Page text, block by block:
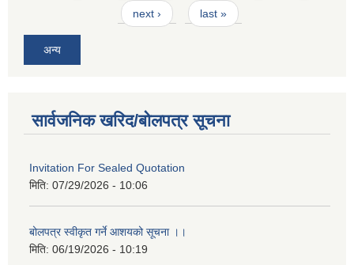
next › last »
अन्य
सार्वजनिक खरिद/बोलपत्र सूचना
Invitation For Sealed Quotation
मिति: 07/29/2026 - 10:06
बोलपत्र स्वीकृत गर्ने आशयको सूचना ।।
मिति: 06/19/2026 - 10:19